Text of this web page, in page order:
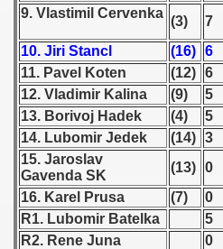
9. Vlastimil Cervenka
(3) 7
10. Jiri Stancl
(16) 6
11. Pavel Koten
(12) 6
12. Vladimir Kalina
(9) 5
13. Borivoj Hadek
(4) 5
14. Lubomir Jedek
(14) 3
15. Jaroslav
Gavenda SK
(13) 0
16. Karel Prusa
(7) 0
R1. Lubomir Batelka
5
R2. Rene Juna
0
1946